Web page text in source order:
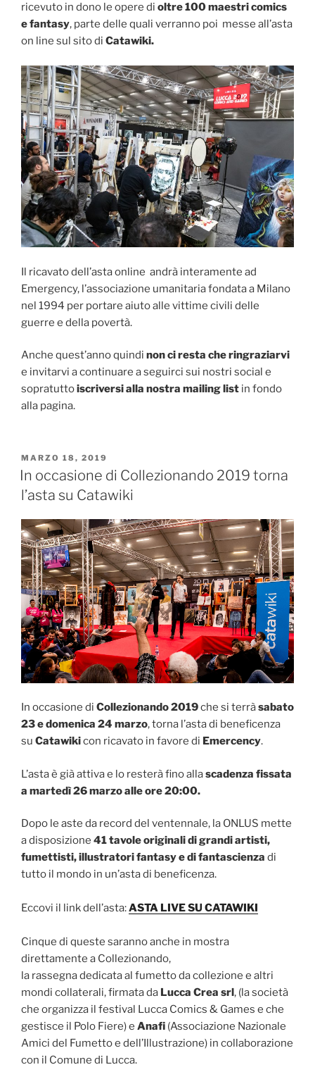
ricevuto in dono le opere di oltre 100 maestri comics
e fantasy, parte delle quali verranno poi messe all’asta
on line sul sito di Catawiki.
Il ricavato dell’asta online andrà interamente ad
Emergency, l’associazione umanitaria fondata a Milano
nel 1994 per portare aiuto alle vittime civili delle
guerre e della povertà.
Anche quest’anno quindi non ci resta che ringraziarvi
e invitarvi a continuare a seguirci sui nostri social e
sopratuttoiscriversi alla nostra mailing list in fondo
alla pagina.
PUBBLICATO
IL
MARZO 18, 2019
In occasione di Collezionando 2019 torna
l’asta su Catawiki
In occasione di Collezionando 2019che si terràsabato
23 e domenica 24 marzo, torna l’asta di beneficenza
su Catawikicon ricavato in favore di Emercency.
L’asta è già attiva e lo resterà fino allascadenza fissata
a martedì 26 marzo alle ore 20:00.
Dopo le aste da record del ventennale, la ONLUS mette
a disposizione 41 tavole originali di grandi artisti,
fumettisti, illustratori fantasy e di fantascienza di
tutto il mondo in un’asta di beneficenza.
Eccovi il link dell’asta:ASTA LIVE SU CATAWIKI
Cinque di queste saranno anche in mostra
direttamente a Collezionando,
la rassegna dedicata al fumetto da collezione e altri
mondi collaterali, firmata da Lucca Crea srl, (la società
che organizza il festival Lucca Comics & Games e che
gestisce il Polo Fiere) e Anafi (Associazione Nazionale
Amici del Fumetto e dell’Illustrazione) in collaborazione
con il Comune di Lucca.